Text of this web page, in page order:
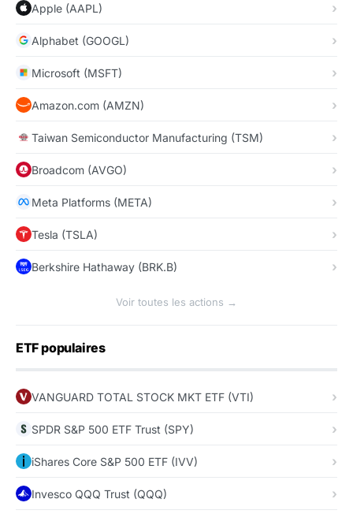
Apple (AAPL)
Alphabet (GOOGL)
Microsoft (MSFT)
Amazon.com (AMZN)
Taiwan Semiconductor Manufacturing (TSM)
Broadcom (AVGO)
Meta Platforms (META)
Tesla (TSLA)
Berkshire Hathaway (BRK.B)
Voir toutes les actions →
ETF populaires
VANGUARD TOTAL STOCK MKT ETF (VTI)
SPDR S&P 500 ETF Trust (SPY)
iShares Core S&P 500 ETF (IVV)
Invesco QQQ Trust (QQQ)